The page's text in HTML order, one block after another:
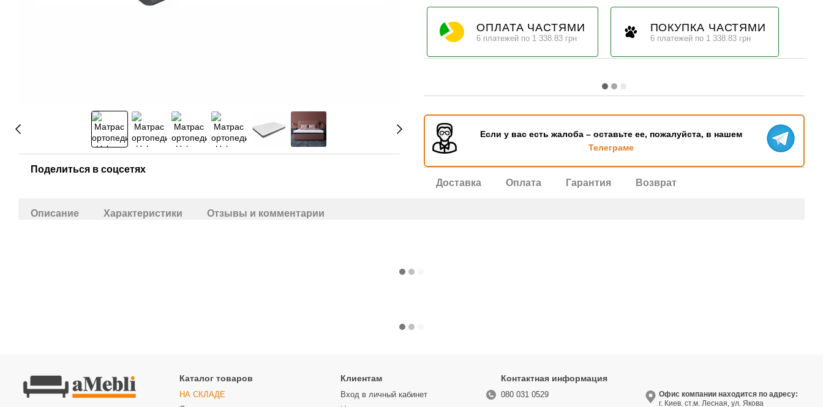
Поделиться в соцсетях
ОПЛАТА ЧАСТЯМИ
6 платежей по 1 338.83 грн
ПОКУПКА ЧАСТЯМИ
6 платежей по 1 338.83 грн
Если у вас есть жалоба – оставьте ее, пожалуйста, в нашем
Телеграме
Доставка Оплата Гарантия Возврат
Описание Характеристики Отзывы и комментарии
Каталог товаров
НА СКЛАДЕ
Клиентам
Вход в личный кабинет
Контактная информация
080 031 0529
Офис компании находится по адресу:
г. Киев. ст.м. Лесная, ул. Якова